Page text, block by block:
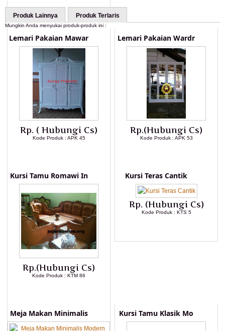
Produk Lainnya Produk Terlaris
Mungkin Anda menyukai produk-produk ini :
Lemari Pakaian Mawar
Rp. ( Hubungi Cs)
Kode Produk : APK 45
Lemari Pakaian Wardr
Rp.(Hubungi Cs)
Kode Produk : APK 53
Kursi Tamu Romawi In
Rp.(Hubungi Cs)
Kode Produk : KTM 86
Kursi Teras Cantik
Rp. (Hubungi Cs)
Kode Produk : KTS 5
Meja Makan Minimalis Kursi Tamu Klasik Mo